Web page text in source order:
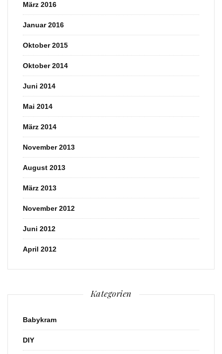
März 2016
Januar 2016
Oktober 2015
Oktober 2014
Juni 2014
Mai 2014
März 2014
November 2013
August 2013
März 2013
November 2012
Juni 2012
April 2012
Kategorien
Babykram
DIY